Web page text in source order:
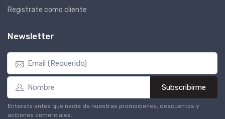
Registrate como cliente
Newsletter
Subscribirme
Enterate antes que nadie de nuestras promociones, descuentos y
acciones comerciales.